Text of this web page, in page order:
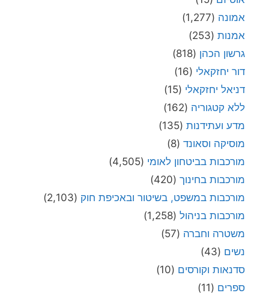
אמונה (1,277)
אמנות (253)
גרשון הכהן (818)
דור יחזקאלי (16)
דניאל יחזקאלי (15)
ללא קטגוריה (162)
מדע ועתידנות (135)
מוסיקה וסאונד (8)
מורכבות בביטחון לאומי (4,505)
מורכבות בחינוך (420)
מורכבות במשפט, בשיטור ובאכיפת חוק (2,103)
מורכבות בניהול (1,258)
משטרה וחברה (57)
נשים (43)
סדנאות וקורסים (10)
ספרים (11)